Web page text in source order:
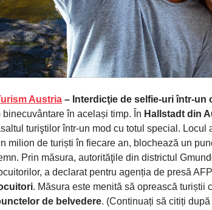
Austria – Interdicţie de selfie-uri într-un
binecuvântare în același timp. În Hallstadt din
turiştilor într-un mod cu totul special. Locul
milion de turiști în fiecare an, blochează un
Prin măsura, autorităţile din districtul
a declarat pentru agenția de presă
. Măsura este menită să oprească turiștii
de belvedere. (Continuați să citiți